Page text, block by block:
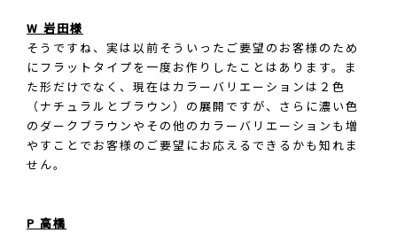
W 岩田様
そうですね、実は以前そういったご要望のお客様のため
にフラットタイプを一度お作りしたことはあります。ま
た形だけでなく、現在はカラーバリエーションは２色
（ナチュラルとブラウン）の展開ですが、さらに濃い色
のダークブラウンやその他のカラーバリエーションも増
やすことでお客様のご要望にお応えるできるかも知れま
せん。
P 高橋